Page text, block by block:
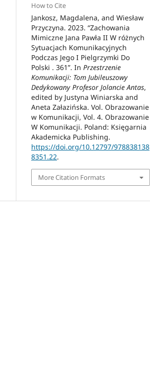
How to Cite
Jankosz, Magdalena, and Wiesław
Przyczyna. 2023. “Zachowania
Mimiczne Jana Pawła II W różnych
Sytuacjach Komunikacyjnych
Podczas Jego I Pielgrzymki Do
Polski . 361”. In Przestrzenie
Komunikacji: Tom Jubileuszowy
Dedykowany Profesor Jolancie Antas,
edited by Justyna Winiarska and
Aneta Załazińska. Vol. Obrazowanie
w Komunikacji, Vol. 4. Obrazowanie
W Komunikacji. Poland: Księgarnia
Akademicka Publishing.
https://doi.org/10.12797/978838138
8351.22.
More Citation Formats